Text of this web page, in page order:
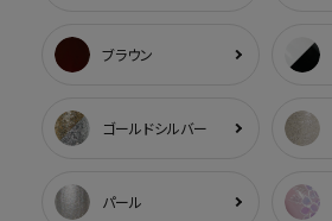
ブラウン
ゴールドシルバー
パール